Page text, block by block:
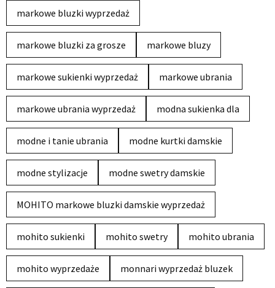
markowe bluzki wyprzedaż
markowe bluzki za grosze markowe bluzy
markowe sukienki wyprzedaż markowe ubrania
markowe ubrania wyprzedaż modna sukienka dla
modne i tanie ubrania modne kurtki damskie
modne stylizacje modne swetry damskie
MOHITO markowe bluzki damskie wyprzedaż
mohito sukienki mohito swetry mohito ubrania
mohito wyprzedaże monnari wyprzedaż bluzek